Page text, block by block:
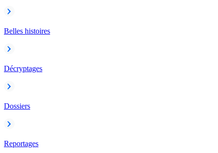
Belles histoires
Décryptages
Dossiers
Reportages